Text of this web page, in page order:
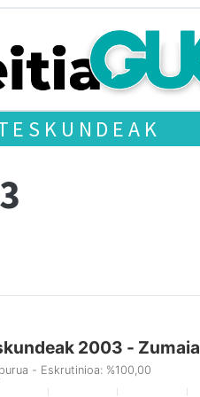
2003 - Zumaia
- Eskrutinioa: %100,00